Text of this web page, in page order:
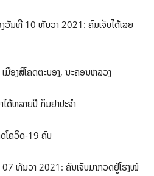
ນທີ 10 ທັນວາ 2021: ຄົນເຈັບໄດ້ເສຍ
ມືອງສີໂຄດຕະບອງ, ນະຄອນຫລວງ
ດ້ຫລາຍປີ ກິນຢາປະຈໍາ
ໂຄວິດ-19 ຄົບ
ທັນວາ 2021: ຄົນເຈັບມາກວດຢູ່ໂຮງໝໍ